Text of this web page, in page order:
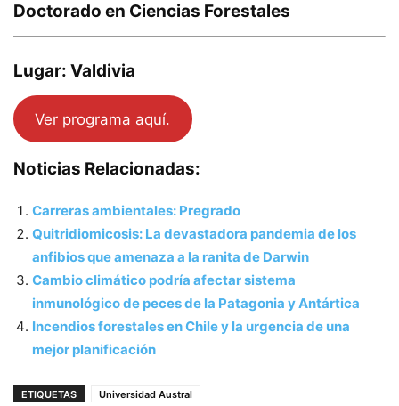
Doctorado en Ciencias Forestales
Lugar: Valdivia
Ver programa aquí.
Noticias Relacionadas:
Carreras ambientales: Pregrado
Quitridiomicosis: La devastadora pandemia de los
anfibios que amenaza a la ranita de Darwin
Cambio climático podría afectar sistema
inmunológico de peces de la Patagonia y Antártica
Incendios forestales en Chile y la urgencia de una
mejor planificación
ETIQUETAS Universidad Austral